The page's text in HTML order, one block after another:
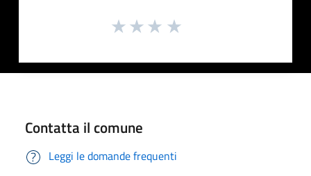
Contatta il comune
Leggi le domande frequenti